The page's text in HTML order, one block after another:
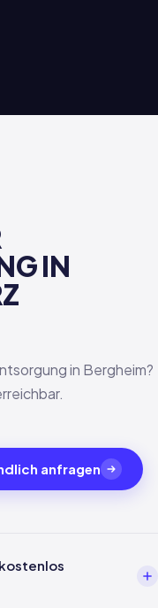
IN
in Bergheim?
anfragen